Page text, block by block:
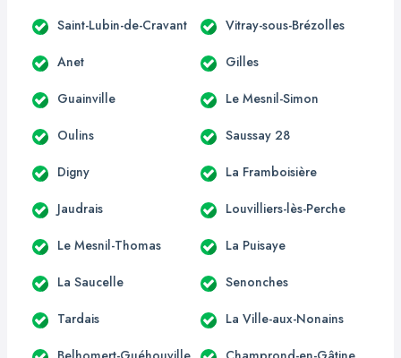
Saint-Lubin-de-Cravant Vitray-sous-Brézolles
Anet Gilles
Guainville Le Mesnil-Simon
Oulins Saussay 28
Digny La Framboisière
Jaudrais Louvilliers-lès-Perche
Le Mesnil-Thomas La Puisaye
La Saucelle Senonches
Tardais La Ville-aux-Nonains